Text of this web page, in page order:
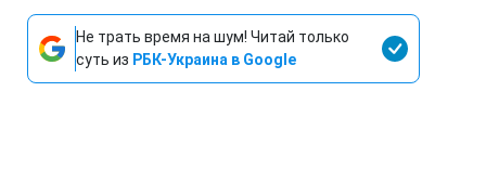
Не трать время на шум! Читай только
суть из РБК-Украина в Google